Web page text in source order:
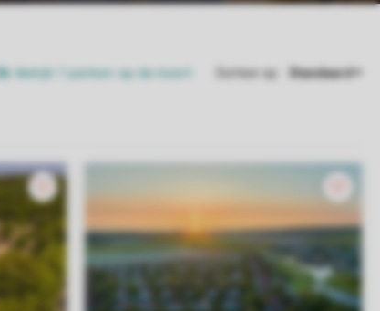
Bekijk 7 parken op de kaart Sorteer op: